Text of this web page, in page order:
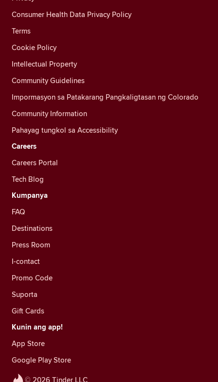
© 2026 Tinder LLC
Consumer Health Data Privacy Policy
Terms
Cookie Policy
Intellectual Property
Community Guidelines
Impormasyon sa Patakarang Pangkaligtasan ng Colorado
Community Information
Pahayag tungkol sa Accessibility
Careers
Careers Portal
Tech Blog
Kumpanya
FAQ
Destinations
Press Room
I-contact
Promo Code
Suporta
Gift Cards
Kunin ang app!
App Store
Google Play Store